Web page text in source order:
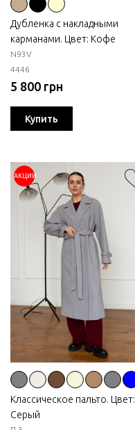
Дубленка с накладными
карманами. Цвет: Кофе
N93V
4446
5 800 грн
Купить
АКЦИИ
Классическое пальто. Цвет:
Серый